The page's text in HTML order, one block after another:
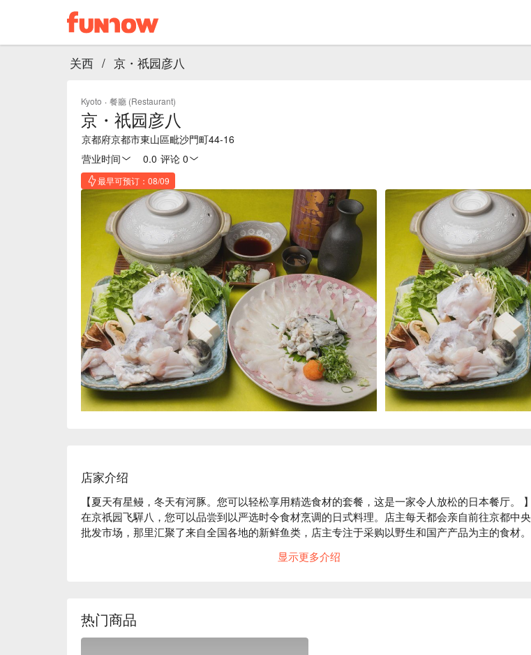
关西 / 京・祇园彦八
Kyoto · 餐廳 (Restaurant)
京・祇园彦八
京都府京都市東山區毗沙門町44-16
营业时间
0.0 评论 0
最早可预订：08/09
店家介绍
【夏天有星鳗，冬天有河豚。您可以轻松享用精选食材的套餐，这是一家令人放松的日本餐厅。 】
在京祇园飞驒八，您可以品尝到以严选时令食材烹调的日式料理。店主每天都会亲自前往京都中央
批发市场，那里汇聚了来自全国各地的新鲜鱼类，店主专注于采购以野生和国产产品为主的食材。
酒的单点菜肴。这家位于八坂神社附近的东大路通的餐厅氛围温馨，拥有许多当地常客。除了吧台
显示更多介绍
热门商品